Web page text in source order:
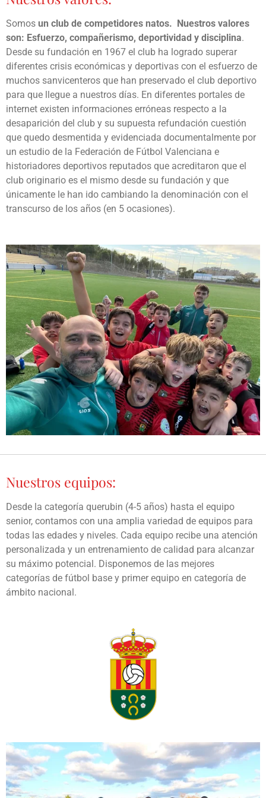
26/27!.
minutos.
GPS.
Somos un club de competidores natos. Nuestros valores
son: Esfuerzo, compañerismo, deportividad y disciplina.
Desde su fundación en 1967 el club ha logrado superar
diferentes crisis económicas y deportivas con el esfuerzo de
muchos sanvicenteros que han preservado el club deportivo
para que llegue a nuestros días. En diferentes portales de
internet existen informaciones erróneas respecto a la
desaparición del club y su supuesta refundación cuestión
que quedo desmentida y evidenciada documentalmente por
un estudio de la Federación de Fútbol Valenciana e
historiadores deportivos reputados que acreditaron que el
club originario es el mismo desde su fundación y que
únicamente le han ido cambiando la denominación con el
transcurso de los años (en 5 ocasiones).
Nuestros equipos:
Desde la categoría querubin (4-5 años) hasta el equipo
senior, contamos con una amplia variedad de equipos para
todas las edades y niveles. Cada equipo recibe una atención
personalizada y un entrenamiento de calidad para alcanzar
su máximo potencial. Disponemos de las mejores
categorías de fútbol base y primer equipo en categoría de
ámbito nacional.